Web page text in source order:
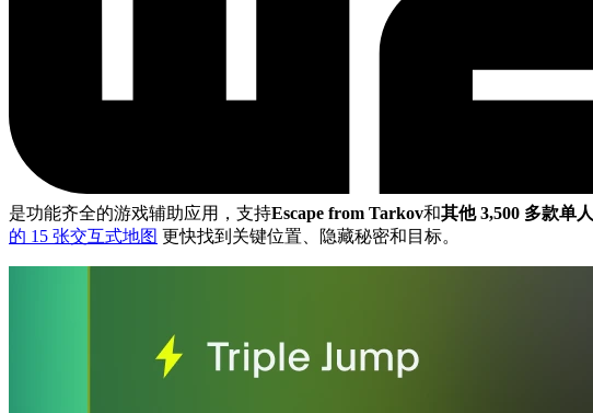
是功能齐全的游戏辅助应用，支持Escape from Tarkov和其他 3,500 多款单人
的 15 张交互式地图 更快找到关键位置、隐藏秘密和目标。